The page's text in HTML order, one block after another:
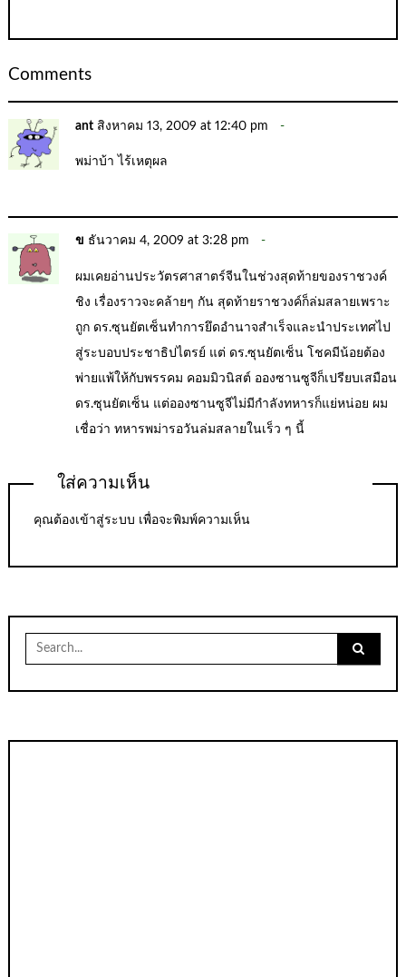
Comments
ant สิงหาคม 13, 2009 at 12:40 pm
พม่าบ้า ไร้เหตุผล
ข ธันวาคม 4, 2009 at 3:28 pm
ผมเคยอ่านประวัตรศาสาตร์จีนในช่วงสุดท้ายของราชวงค์
ชิง เรื่องราวจะคล้ายๆ กัน สุดท้ายราชวงค์ก็ล่มสลายเพราะ
ถูก ดร.ซุนยัตเซ็นทำการยึดอำนาจสำเร็จและนำประเทศไป
สู่ระบอบประชาธิปไตรย์ แต่ ดร.ซุนยัตเซ็น โชคมีน้อยต้อง
พ่ายแพ้ให้กับพรรคม คอมมิวนิสต์ อองซานซูจีก็เปรียบเสมือน
ดร.ซุนยัตเซ็น แต่อองซานซูจีไม่มีกำลังทหารก็แย่หน่อย ผม
เชื่อว่า ทหารพม่ารอวันล่มสลายในเร็ว ๆ นี้
ใส่ความเห็น
คุณต้องเข้าสู่ระบบ เพื่อจะพิมพ์ความเห็น
Search
for: